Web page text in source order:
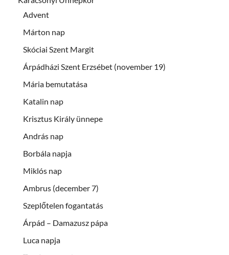
Advent
Márton nap
Skóciai Szent Margit
Árpádházi Szent Erzsébet (november 19)
Mária bemutatása
Katalin nap
Krisztus Király ünnepe
András nap
Borbála napja
Miklós nap
Ambrus (december 7)
Szeplőtelen fogantatás
Árpád – Damazusz pápa
Luca napja